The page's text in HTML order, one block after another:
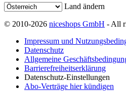
Land ändern
© 2010-2026 niceshops GmbH - All
Impressum und
Datenschutz
Allgemeine
Barrierefreiheitserklärung
Datenschutz-Einstellungen
Abo-Verträge hier kündigen